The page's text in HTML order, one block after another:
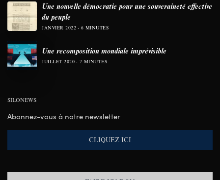
Une nouvelle démocratie pour une souveraineté effective
du peuple
JANVIER 2022 6 MINUTES
Une recomposition mondiale imprévisible
JUILLET 2020 7 MINUTES
SILONEWS
Abonnez-vous à notre newsletter
CLIQUEZ ICI